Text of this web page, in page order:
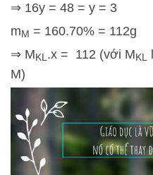
⇒ 16y = 48 = y = 3
m M = 160.70% = 112g
⇒ M KL.x = 112 (với M KL
M)